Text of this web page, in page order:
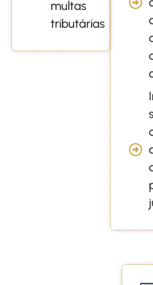
multas
tributárias